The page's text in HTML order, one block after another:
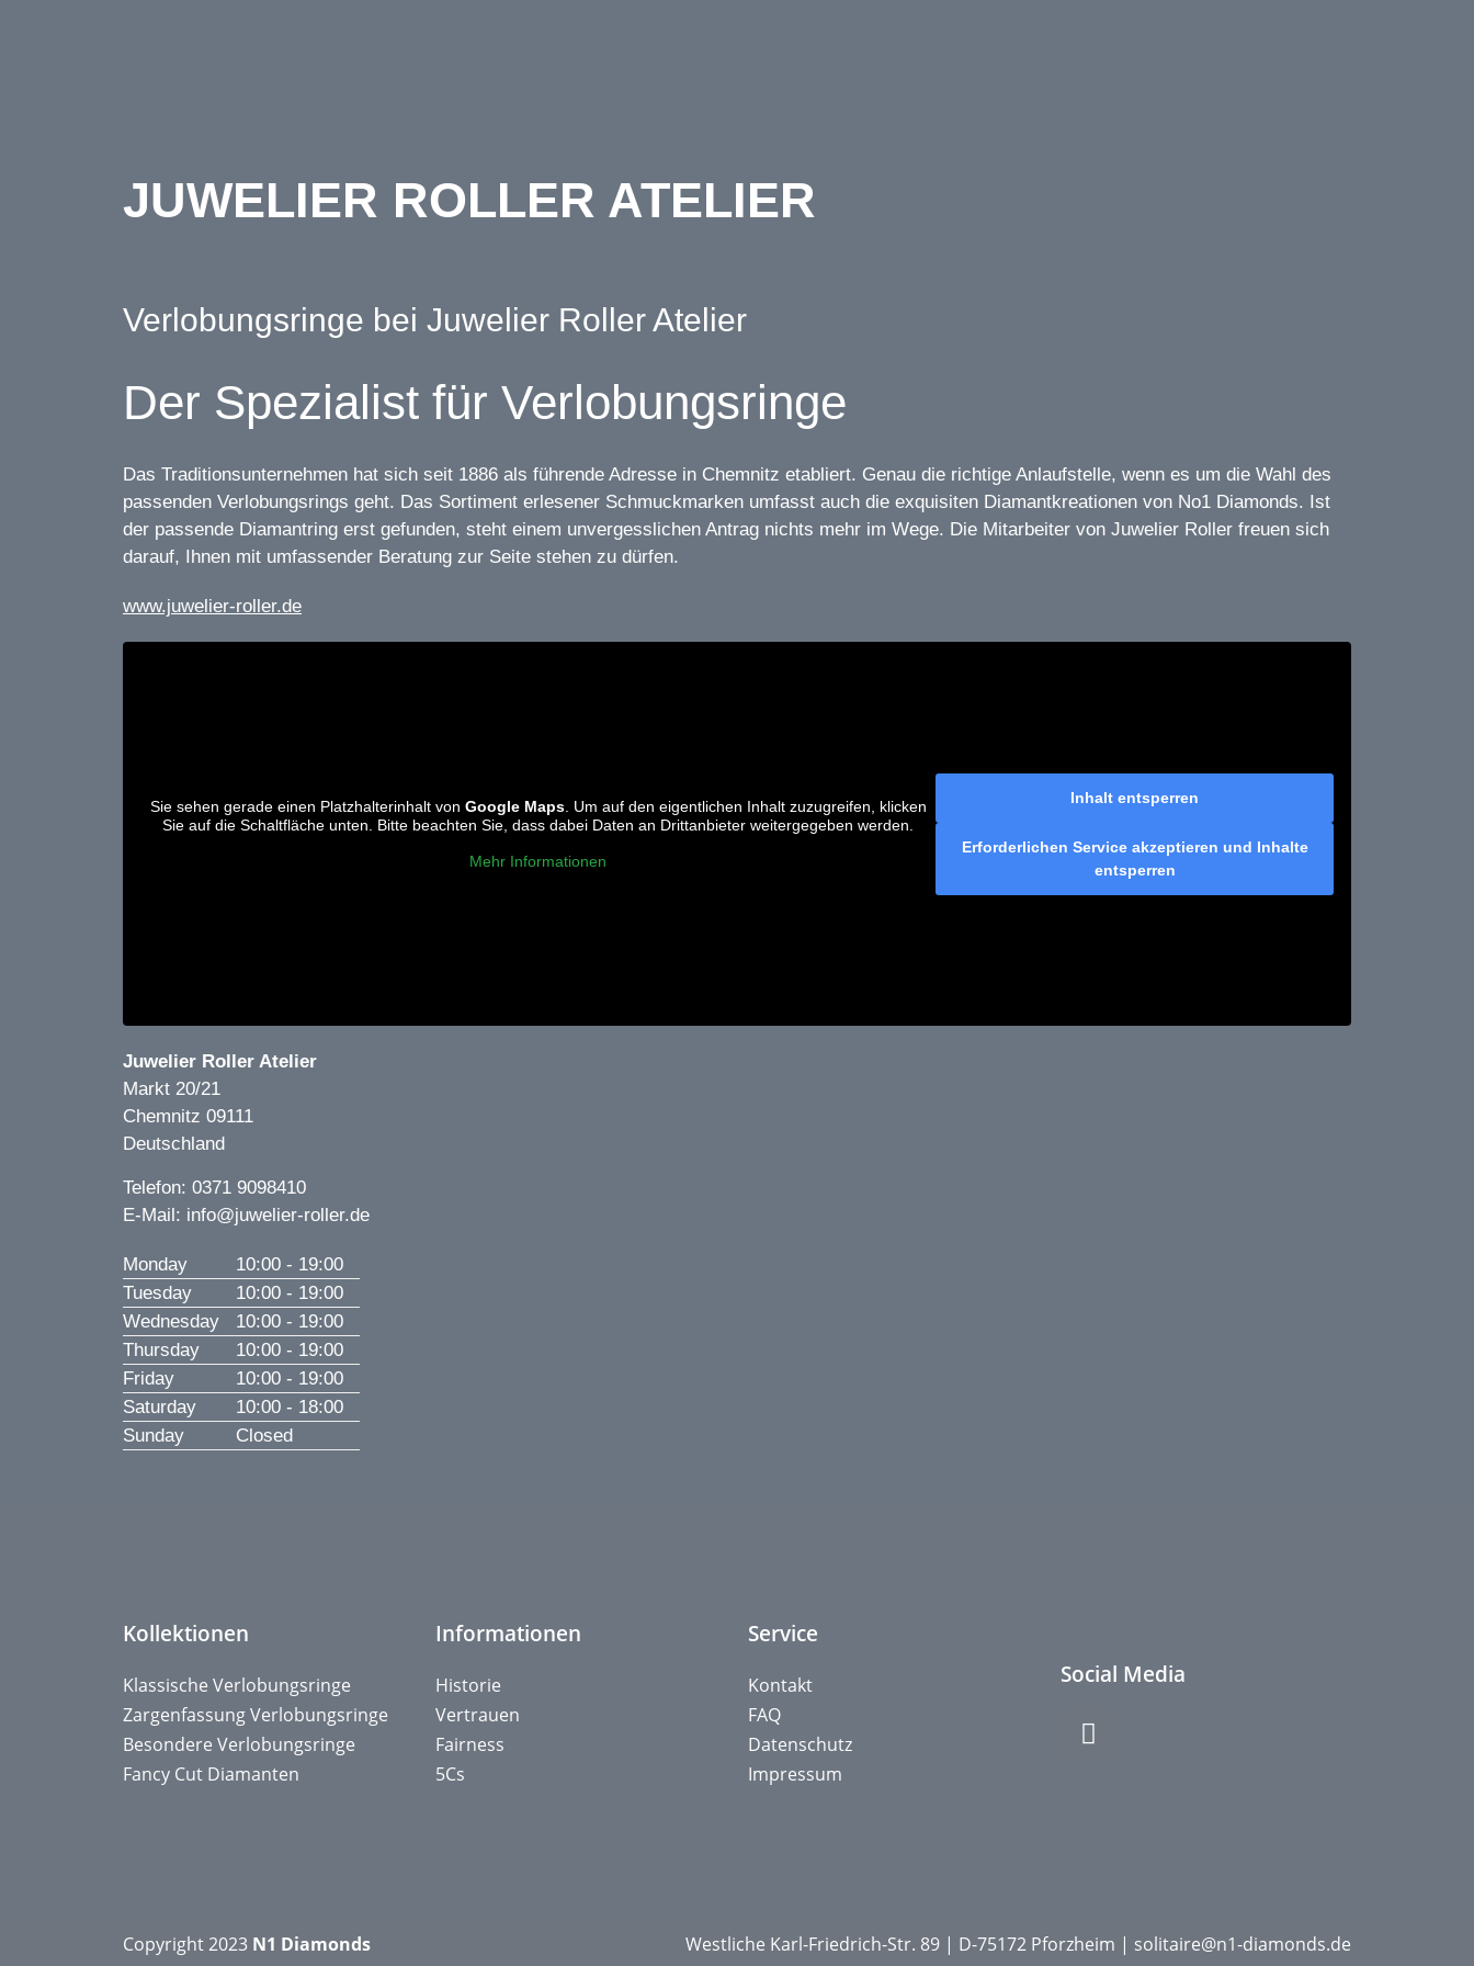
JUWELIER ROLLER ATELIER
Verlobungsringe bei Juwelier Roller Atelier
Der Spezialist für Verlobungsringe
Das Traditionsunternehmen hat sich seit 1886 als führende Adresse in Chemnitz etabliert. Genau die richtige Anlaufstelle, wenn es um die Wahl des
passenden Verlobungsrings geht. Das Sortiment erlesener Schmuckmarken umfasst auch die exquisiten Diamantkreationen von No1 Diamonds. Ist
der passende Diamantring erst gefunden, steht einem unvergesslichen Antrag nichts mehr im Wege. Die Mitarbeiter von Juwelier Roller freuen sich
darauf, Ihnen mit umfassender Beratung zur Seite stehen zu dürfen.
www.juwelier-roller.de
Sie sehen gerade einen Platzhalterinhalt von Google Maps. Um auf den eigentlichen Inhalt zuzugreifen, klicken
Sie auf die Schaltfläche unten. Bitte beachten Sie, dass dabei Daten an Drittanbieter weitergegeben werden.
Mehr Informationen
Inhalt entsperren
Erforderlichen Service akzeptieren und Inhalte
entsperren
Juwelier Roller Atelier
Markt 20/21
Chemnitz 09111
Deutschland
Telefon: 0371 9098410
E-Mail: info@juwelier-roller.de
Monday
10:00 - 19:00
Tuesday
10:00 - 19:00
Wednesday
10:00 - 19:00
Thursday
10:00 - 19:00
Friday
10:00 - 19:00
Saturday
10:00 - 18:00
Sunday
Closed
Kollektionen
Klassische Verlobungsringe
Zargenfassung Verlobungsringe
Besondere Verlobungsringe
Fancy Cut Diamanten
Informationen
Historie
Vertrauen
Fairness
5Cs
Service
Kontakt
FAQ
Datenschutz
Impressum
Social Media
Copyright 2023 N1 Diamonds Westliche Karl-Friedrich-Str. 89 | D-75172 Pforzheim | solitaire@n1-diamonds.de